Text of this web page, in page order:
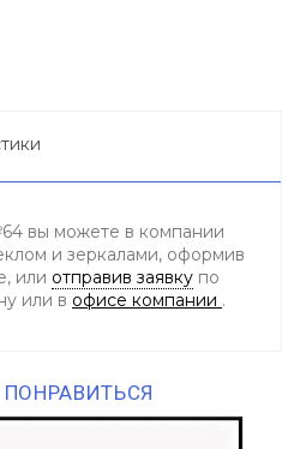
вы можете в компании
и зеркалами, оформив
или отправив заявку по
или в офисе компании .